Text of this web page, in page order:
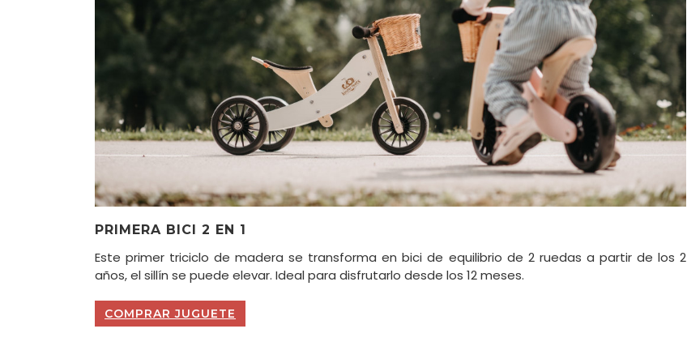
PRIMERA BICI 2 EN 1
Este primer triciclo de madera se transforma en bici de equilibrio de 2 ruedas a partir de los 2
años, el sillín se puede elevar. Ideal para disfrutarlo desde los 12 meses.
COMPRAR JUGUETE